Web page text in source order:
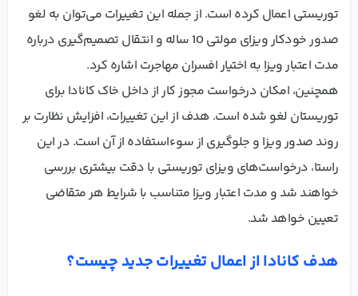
توریستی اعمال کرده است. از جمله این تغییرات می‌توان به لغو
صدور خودکار ویزای مولتی 10 ساله و انتقال تصمیم‌گیری درباره
مدت اعتبار ویزا به اختیار افسران مهاجرت اشاره کرد.
همچنین، امکان درخواست مجوز کار از داخل خاک کانادا برای
توریستان لغو شده است. هدف از این تغییرات، افزایش نظارت بر
روند صدور ویزا و جلوگیری از سوءاستفاده از آن است. در این
راستا، درخواست‌های ویزای توریستی با دقت بیشتری بررسی
خواهند شد و مدت اعتبار ویزا متناسب با شرایط هر متقاضی
تعیین خواهد شد.
هدف کانادا از اعمال تغییرات جدید چیست؟